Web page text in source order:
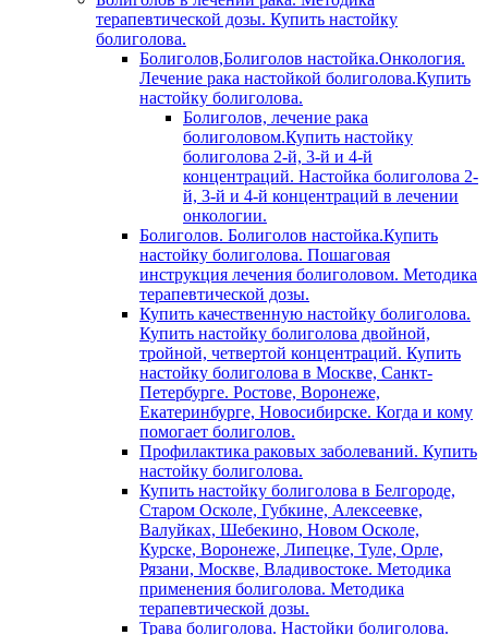
терапевтической дозы. Купить настойку
болиголова.
Болиголов,Болиголов настойка.Онкология.
Лечение рака настойкой болиголова.Купить
настойку болиголова.
Болиголов, лечение рака
болиголовом.Купить настойку
болиголова 2-й, 3-й и 4-й
концентраций. Настойка болиголова 2-
й, 3-й и 4-й концентраций в лечении
онкологии.
Болиголов. Болиголов настойка.Купить
настойку болиголова. Пошаговая
инструкция лечения болиголовом. Методика
терапевтической дозы.
Купить качественную настойку болиголова.
Купить настойку болиголова двойной,
тройной, четвертой концентраций. Купить
настойку болиголова в Москве, Санкт-
Петербурге. Ростове, Воронеже,
Екатеринбурге, Новосибирске. Когда и кому
помогает болиголов.
Профилактика раковых заболеваний. Купить
настойку болиголова.
Купить настойку болиголова в Белгороде,
Старом Осколе, Губкине, Алексеевке,
Валуйках, Шебекино, Новом Осколе,
Курске, Воронеже, Липецке, Туле, Орле,
Рязани, Москве, Владивостоке. Методика
применения болиголова. Методика
терапевтической дозы.
Трава болиголова. Настойки болиголова.